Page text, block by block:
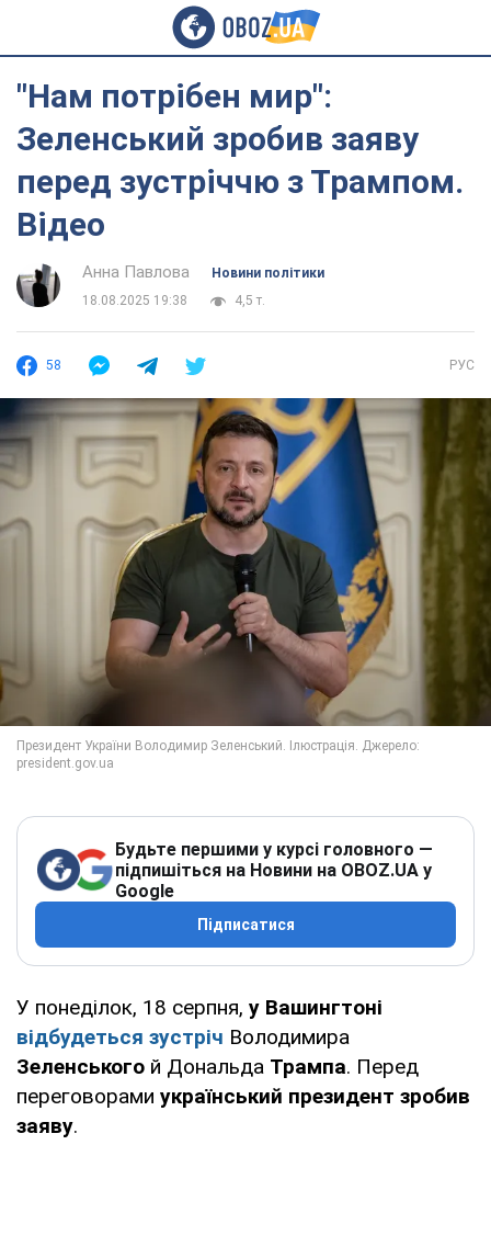
"Нам потрібен мир":
Зеленський зробив заяву
перед зустріччю з Трампом.
Відео
Анна Павлова
Новини політики
18.08.2025 19:38
4,5 т.
58 РУС
Будьте першими у курсі головного —
підпишіться на Новини на OBOZ.UA у
Google
Підписатися
У понеділок, 18 серпня, у Вашингтоні
відбудеться зустріч Володимира
Зеленського й Дональда Трампа. Перед
переговорами український президент зробив
заяву.